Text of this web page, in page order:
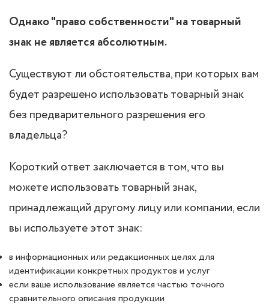
Однако "право собственности" на товарный
знак не является абсолютным.
Существуют ли обстоятельства, при которых вам
будет разрешено использовать товарный знак
без предварительного разрешения его
владельца?
Короткий ответ заключается в том, что вы
можете использовать товарный знак,
принадлежащий другому лицу или компании, если
вы используете этот знак:
в информационных или редакционных целях для
идентификации конкретных продуктов и услуг
если ваше использование является частью точного
сравнительного описания продукции